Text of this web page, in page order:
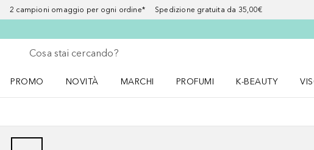
2 campioni omaggio per ogni ordine* Spedizione gratuita da 35,00€
Torna indietro
Esegui ricerca
PROMO
NOVITÀ
MARCHI
PROFUMI
K-BEAUTY